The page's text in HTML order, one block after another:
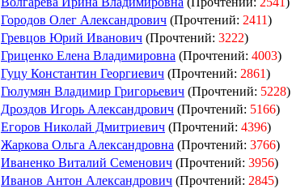
Городов Олег Александрович (Прочтений: 2411)
Гревцов Юрий Иванович (Прочтений: 3222)
Гриценко Елена Владимировна (Прочтений: 4003)
Гуцу Константин Георгиевич (Прочтений: 2861)
Гюлумян Владимир Григорьевич (Прочтений: 5228)
Дроздов Игорь Александрович (Прочтений: 5166)
Егоров Николай Дмитриевич (Прочтений: 4396)
Жаркова Ольга Александровна (Прочтений: 3766)
Иваненко Виталий Семенович (Прочтений: 3956)
Иванов Антон Александрович (Прочтений: 2845)